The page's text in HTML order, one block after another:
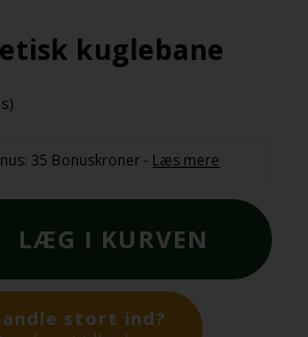
kuglebane
35 Bonuskroner - Læs mere
stort ind?